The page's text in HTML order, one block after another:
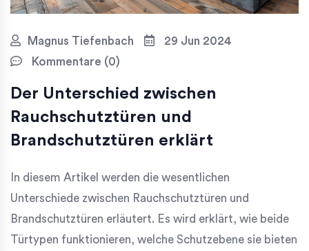
Magnus Tiefenbach
29 Jun 2024
Kommentare (0)
Der Unterschied zwischen
Rauchschutztüren und
Brandschutztüren erklärt
In diesem Artikel werden die wesentlichen
Unterschiede zwischen Rauchschutztüren und
Brandschutztüren erläutert. Es wird erklärt, wie beide
Türtypen funktionieren, welche Schutzebene sie bieten